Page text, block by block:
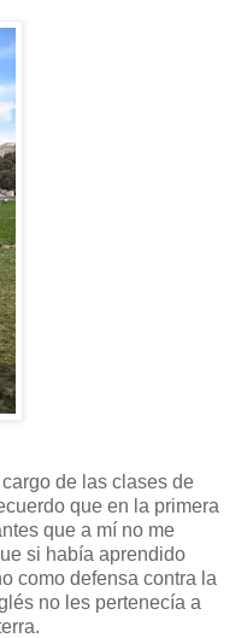
de las clases de
que en la primera
que a mí no me
si había aprendido
como defensa contra la
no les pertenecía a